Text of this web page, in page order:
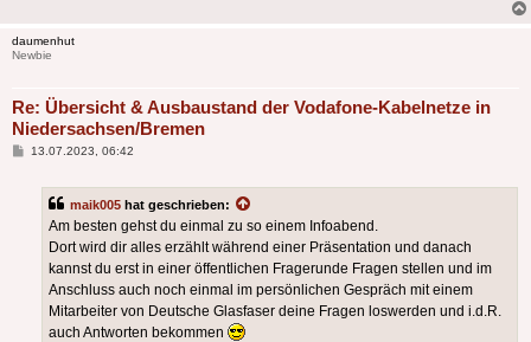
daumenhut
Newbie
Re: Übersicht & Ausbaustand der Vodafone-Kabelnetze in
Niedersachsen/Bremen
Beitrag
13.07.2023, 06:42
maik005 hat geschrieben:
Am besten gehst du einmal zu so einem Infoabend.
Dort wird dir alles erzählt während einer Präsentation und danach
kannst du erst in einer öffentlichen Fragerunde Fragen stellen und im
Anschluss auch noch einmal im persönlichen Gespräch mit einem
Mitarbeiter von Deutsche Glasfaser deine Fragen loswerden und i.d.R.
auch Antworten bekommen